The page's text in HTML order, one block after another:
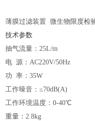
薄膜过滤装置 微生物限度检
技术参数
抽气流量：25L/m
电 源：AC220V/50Hz
功 率：35W
工作噪音：≤70dB(A)
工作环境温度：0-40℃
重量：2.8kg